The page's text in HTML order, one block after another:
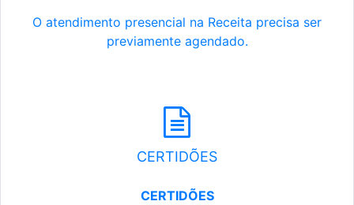
O atendimento presencial na Receita precisa ser
previamente agendado.
CERTIDÕES
CERTIDÕES